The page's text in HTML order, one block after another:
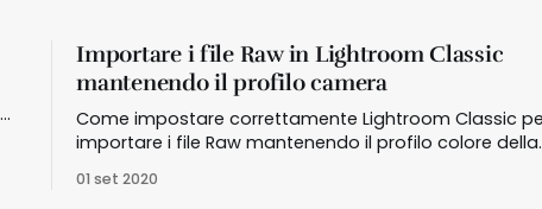
Importare i file Raw in Lightroom Classic
mantenendo il profilo camera
Come impostare correttamente Lightroom Classic
importare i file Raw mantenendo il profilo colore della
01 set 2020